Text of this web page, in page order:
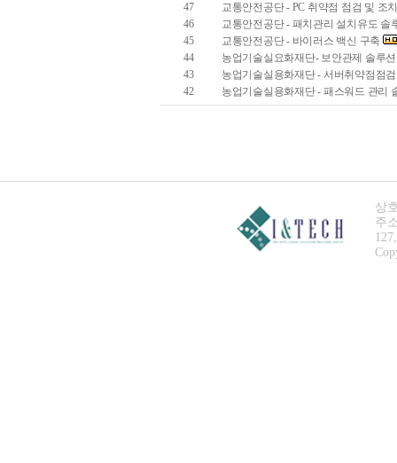
47
교통안전공단 - PC 취약점 점검 및 조
46
교통안전공단 - 패치관리 설치유도 솔
45
교통안전공단 - 바이러스 백신 구축
44
농업기술실요화재단- 보안관제 솔루
43
농업기술실용화재단 - 서버취약점점
42
농업기술실용화재단 - 패스워드 관리
상
주